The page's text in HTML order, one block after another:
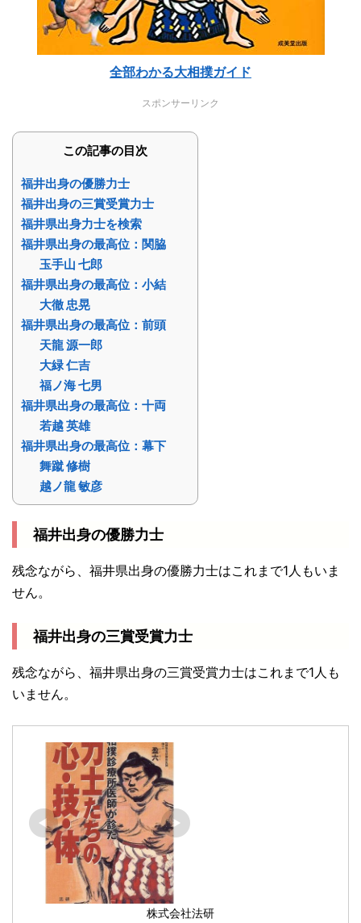
全部わかる大相撲ガイド
スポンサーリンク
この記事の目次
福井出身の優勝力士
福井出身の三賞受賞力士
福井県出身力士を検索
福井県出身の最高位：関脇
玉手山 七郎
福井県出身の最高位：小結
大徹 忠晃
福井県出身の最高位：前頭
天龍 源一郎
大緑 仁吉
福ノ海 七男
福井県出身の最高位：十両
若越 英雄
福井県出身の最高位：幕下
舞蹴 修樹
越ノ龍 敏彦
福井出身の優勝力士
残念ながら、福井県出身の優勝力士はこれまで1人もいま
せん。
福井出身の三賞受賞力士
残念ながら、福井県出身の三賞受賞力士はこれまで1人も
いません。
株式会社法研